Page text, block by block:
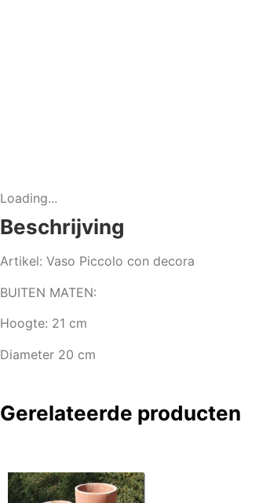
Loading...
Beschrijving
Artikel: Vaso Piccolo con decora
BUITEN MATEN:
Hoogte: 21 cm
Diameter 20 cm
Gerelateerde producten